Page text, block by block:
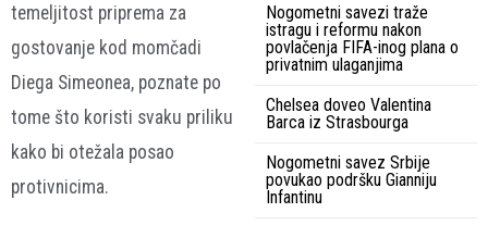
temeljitost priprema za
gostovanje kod momčadi
Diega Simeonea, poznate po
tome što koristi svaku priliku
kako bi otežala posao
protivnicima.
Nogometni savezi traže
istragu i reformu nakon
povlačenja FIFA-inog plana o
privatnim ulaganjima
Chelsea doveo Valentina
Barca iz Strasbourga
Nogometni savez Srbije
povukao podršku Gianniju
Infantinu